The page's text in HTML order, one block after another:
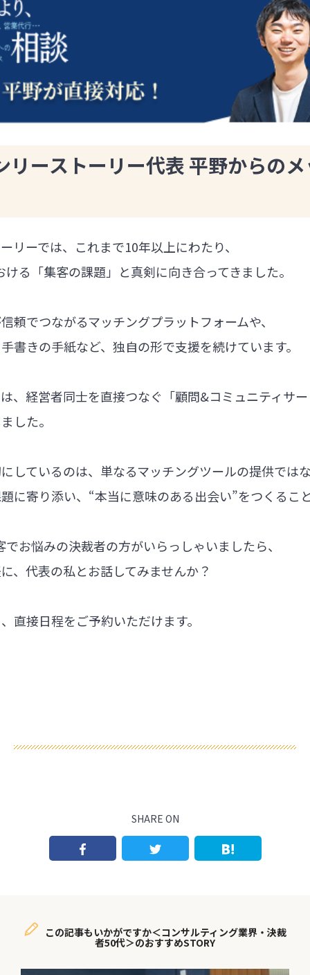
リーストーリー代表 平野からの
リーでは、これまで10年以上にわたり、
る「集客の課題」と真剣に向き合ってきました。
頼でつながるマッチングプラットフォームや、
書きの手紙など、独自の形で支援を続けています。
、経営者同士を直接つなぐ「顧問&コミュニティサ
した。
しているのは、単なるマッチングツールの提供では
に寄り添い、“本当に意味のある出会い”をつくるこ
お悩みの決裁者の方がいらっしゃいましたら、
、代表の私とお話してみませんか？
直接日程をご予約いただけます。
SHARE ON
この記事もいかがですか＜コンサルティング業界・決裁
者50代＞のおすすめSTORY